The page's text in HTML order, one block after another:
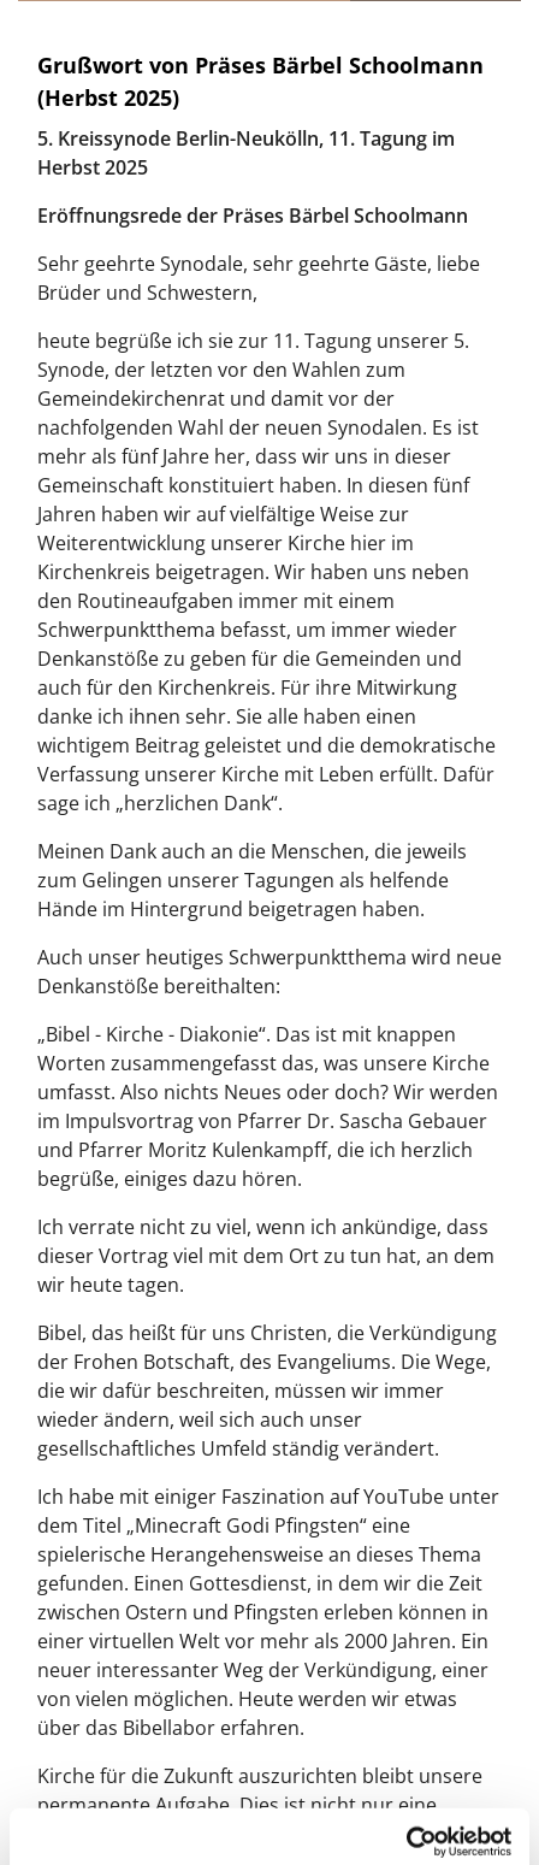
Grußwort von Präses Bärbel Schoolmann
(Herbst 2025)
5. Kreissynode Berlin-Neukölln, 11. Tagung im
Herbst 2025
Eröffnungsrede der Präses Bärbel Schoolmann
Sehr geehrte Synodale, sehr geehrte Gäste, liebe
Brüder und Schwestern,
heute begrüße ich sie zur 11. Tagung unserer 5.
Synode, der letzten vor den Wahlen zum
Gemeindekirchenrat und damit vor der
nachfolgenden Wahl der neuen Synodalen. Es ist
mehr als fünf Jahre her, dass wir uns in dieser
Gemeinschaft konstituiert haben. In diesen fünf
Jahren haben wir auf vielfältige Weise zur
Weiterentwicklung unserer Kirche hier im
Kirchenkreis beigetragen. Wir haben uns neben
den Routineaufgaben immer mit einem
Schwerpunktthema befasst, um immer wieder
Denkanstöße zu geben für die Gemeinden und
auch für den Kirchenkreis. Für ihre Mitwirkung
danke ich ihnen sehr. Sie alle haben einen
wichtigem Beitrag geleistet und die demokratische
Verfassung unserer Kirche mit Leben erfüllt. Dafür
sage ich „herzlichen Dank“.
Meinen Dank auch an die Menschen, die jeweils
zum Gelingen unserer Tagungen als helfende
Hände im Hintergrund beigetragen haben.
Auch unser heutiges Schwerpunktthema wird neue
Denkanstöße bereithalten:
„Bibel - Kirche - Diakonie“. Das ist mit knappen
Worten zusammengefasst das, was unsere Kirche
umfasst. Also nichts Neues oder doch? Wir werden
im Impulsvortrag von Pfarrer Dr. Sascha Gebauer
und Pfarrer Moritz Kulenkampff, die ich herzlich
begrüße, einiges dazu hören.
Ich verrate nicht zu viel, wenn ich ankündige, dass
dieser Vortrag viel mit dem Ort zu tun hat, an dem
wir heute tagen.
Bibel, das heißt für uns Christen, die Verkündigung
der Frohen Botschaft, des Evangeliums. Die Wege,
die wir dafür beschreiten, müssen wir immer
wieder ändern, weil sich auch unser
gesellschaftliches Umfeld ständig verändert.
Ich habe mit einiger Faszination auf YouTube unter
dem Titel „Minecraft Godi Pfingsten“ eine
spielerische Herangehensweise an dieses Thema
gefunden. Einen Gottesdienst, in dem wir die Zeit
zwischen Ostern und Pfingsten erleben können in
einer virtuellen Welt vor mehr als 2000 Jahren. Ein
neuer interessanter Weg der Verkündigung, einer
von vielen möglichen. Heute werden wir etwas
über das Bibellabor erfahren.
Kirche für die Zukunft auszurichten bleibt unsere
permanente Aufgabe. Dies ist nicht nur eine
inhaltliche Aufgabe, sondern bei sinkenden Zahlen